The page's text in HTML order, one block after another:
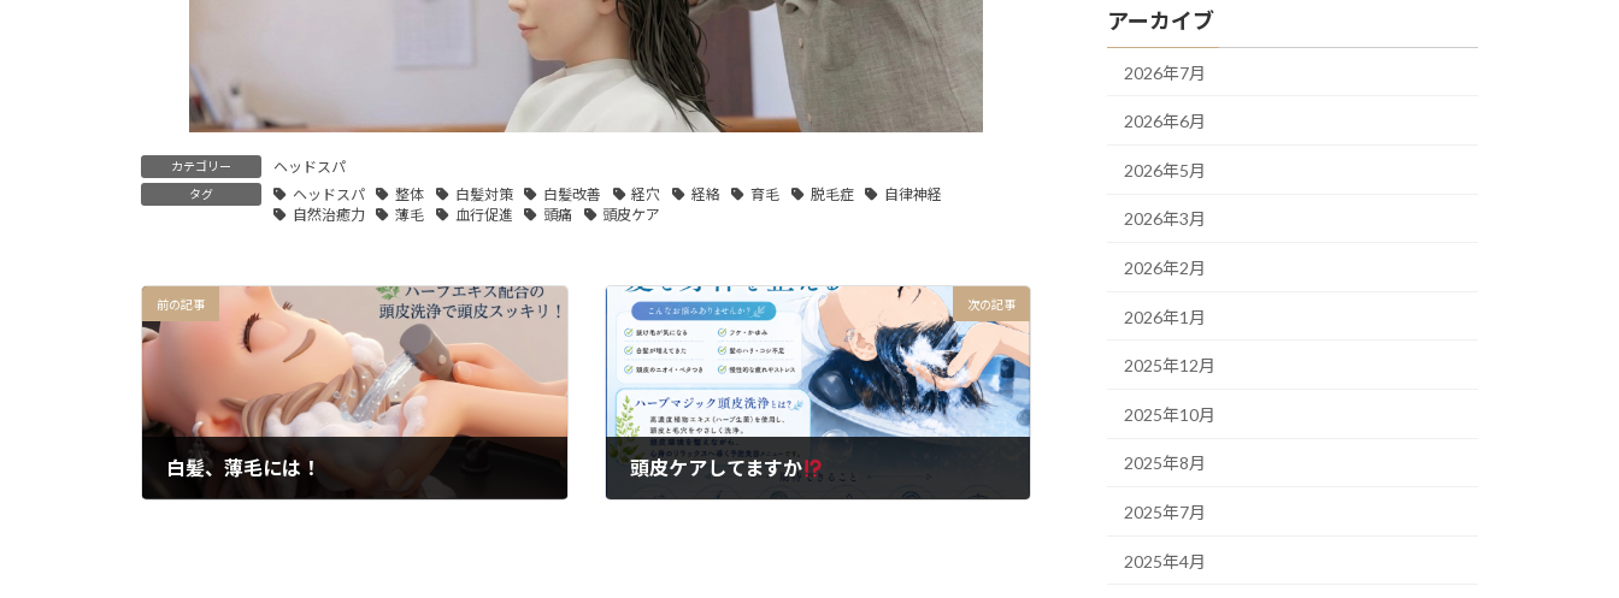
カテゴリー ヘッドスパ
タグ ヘッドスパ 整体 白髪対策 白髪改善 経穴 経絡 育毛 脱毛症
自律神経
自然治癒力
薄毛 血行促進 頭痛 頭皮ケア
前の記事
白髪、薄毛には！
次の記事
頭皮ケアしてますか
アーカイブ
2026年7月
2026年6月
2026年5月
2026年3月
2026年2月
2026年1月
2025年12月
2025年10月
2025年8月
2025年7月
2025年4月